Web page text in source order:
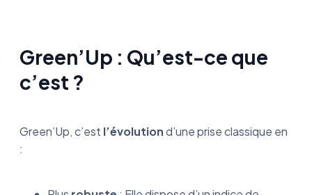
Green’Up : Qu’est-ce que
c’est ?
Green’Up, c’est l’évolutiond’une prise classique en
: